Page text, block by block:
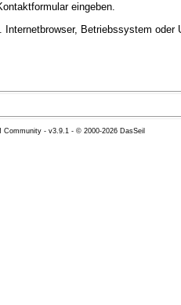
eingeben.
Betriebssystem oder
verwendet werden.
zu erhalten. Sie haben au�erdem ein
Community - v3.9.1 - © 2000-2026 DasSeil